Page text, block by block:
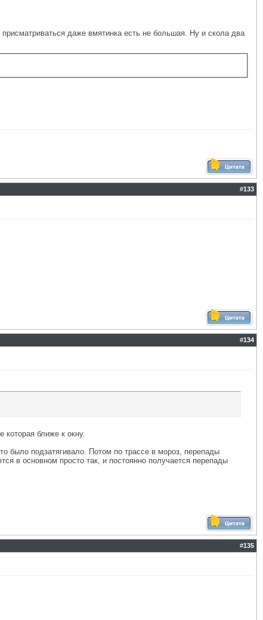
даже вмятинка есть не большая. Ну и скола два
#133
#134
ближе к окну.
было подзатягивало. Потом по трассе в мороз, перепады
в основном просто так, и постоянно получается перепады
#135